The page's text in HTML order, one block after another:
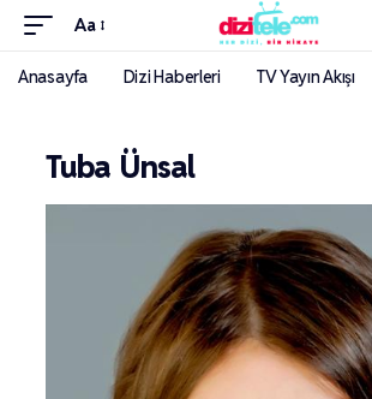
Aa
Anasayfa Dizi Haberleri TV Yayın Akışı
Tuba Ünsal